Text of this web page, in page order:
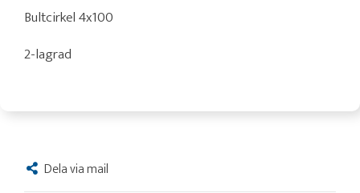
Bultcirkel 4x100
2-lagrad
Dela via mail